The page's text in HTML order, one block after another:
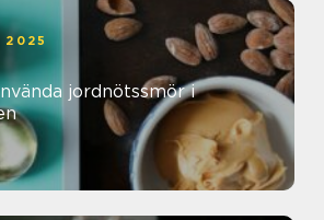
jordnötssmör i